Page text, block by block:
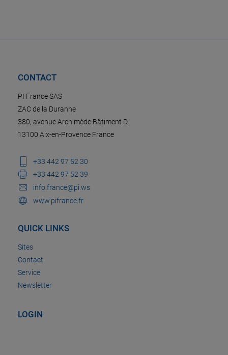
CONTACT
PI France SAS
ZAC de la Duranne
380, avenue Archimède Bâtiment D
13100 Aix-en-Provence France
+33 442 97 52 30
+33 442 97 52 39
info.france@pi.ws
www.pifrance.fr
QUICK LINKS
Sites
Contact
Service
Newsletter
LOGIN